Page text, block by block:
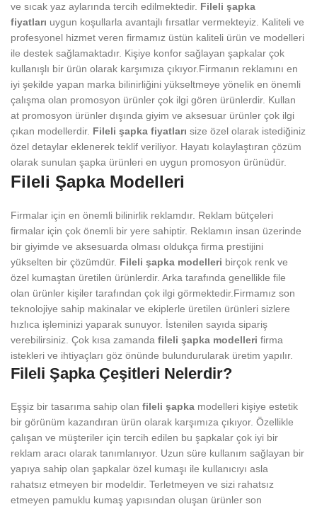
ve sıcak yaz aylarında tercih edilmektedir. Fileli şapka
fiyatları uygun koşullarla avantajlı fırsatlar vermekteyiz. Kaliteli ve
profesyonel hizmet veren firmamız üstün kaliteli ürün ve modelleri
ile destek sağlamaktadır. Kişiye konfor sağlayan şapkalar çok
kullanışlı bir ürün olarak karşımıza çıkıyor.Firmanın reklamını en
iyi şekilde yapan marka bilinirliğini yükseltmeye yönelik en önemli
çalışma olan promosyon ürünler çok ilgi gören ürünlerdir. Kullan
at promosyon ürünler dışında giyim ve aksesuar ürünler çok ilgi
çıkan modellerdir. Fileli şapka fiyatları size özel olarak istediğiniz
özel detaylar eklenerek teklif veriliyor. Hayatı kolaylaştıran çözüm
olarak sunulan şapka ürünleri en uygun promosyon ürünüdür.
Fileli Şapka Modelleri
Firmalar için en önemli bilinirlik reklamdır. Reklam bütçeleri
firmalar için çok önemli bir yere sahiptir. Reklamın insan üzerinde
bir giyimde ve aksesuarda olması oldukça firma prestijini
yükselten bir çözümdür. Fileli şapka modelleri birçok renk ve
özel kumaştan üretilen ürünlerdir. Arka tarafında genellikle file
olan ürünler kişiler tarafından çok ilgi görmektedir.Firmamız son
teknolojiye sahip makinalar ve ekiplerle üretilen ürünleri sizlere
hızlıca işleminizi yaparak sunuyor. İstenilen sayıda sipariş
verebilirsiniz. Çok kısa zamanda fileli şapka modelleri firma
istekleri ve ihtiyaçları göz önünde bulundurularak üretim yapılır.
Fileli Şapka Çeşitleri Nelerdir?
Eşşiz bir tasarıma sahip olan fileli şapka modelleri kişiye estetik
bir görünüm kazandıran ürün olarak karşımıza çıkıyor. Özellikle
çalışan ve müşteriler için tercih edilen bu şapkalar çok iyi bir
reklam aracı olarak tanımlanıyor. Uzun süre kullanım sağlayan bir
yapıya sahip olan şapkalar özel kumaşı ile kullanıcıyı asla
rahatsız etmeyen bir modeldir. Terletmeyen ve sizi rahatsız
etmeyen pamuklu kumaş yapısından oluşan ürünler son